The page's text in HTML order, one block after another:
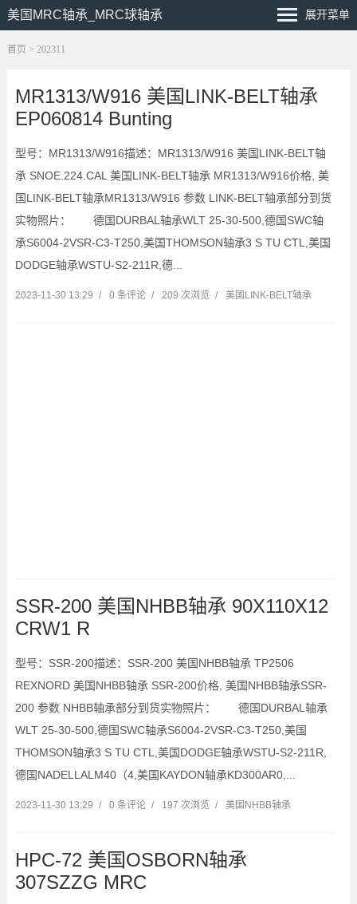
美国MRC轴承_MRC球轴承 展开菜单
首页 > 202311
MR1313/W916 美国LINK-BELT轴承
EP060814 Bunting
型号：MR1313/W916描述：MR1313/W916 美国LINK-BELT轴
承 SNOE.224.CAL 美国LINK-BELT轴承 MR1313/W916价格, 美
国LINK-BELT轴承MR1313/W916 参数 LINK-BELT轴承部分到货
实物照片： 德国DURBAL轴承WLT 25-30-500,德国SWC轴
承S6004-2VSR-C3-T250,美国THOMSON轴承3 S TU CTL,美国
DODGE轴承WSTU-S2-211R,德...
2023-11-30 13:29 / 0 条评论 / 209 次浏览 / 美国LINK-BELT轴承
SSR-200 美国NHBB轴承 90X110X12
CRW1 R
型号：SSR-200描述：SSR-200 美国NHBB轴承 TP2506
REXNORD 美国NHBB轴承 SSR-200价格, 美国NHBB轴承SSR-
200 参数 NHBB轴承部分到货实物照片： 德国DURBAL轴承
WLT 25-30-500,德国SWC轴承S6004-2VSR-C3-T250,美国
THOMSON轴承3 S TU CTL,美国DODGE轴承WSTU-S2-211R,
德国NADELLALM40（4,美国KAYDON轴承KD300AR0,...
2023-11-30 13:29 / 0 条评论 / 197 次浏览 / 美国NHBB轴承
HPC-72 美国OSBORN轴承
307SZZG MRC